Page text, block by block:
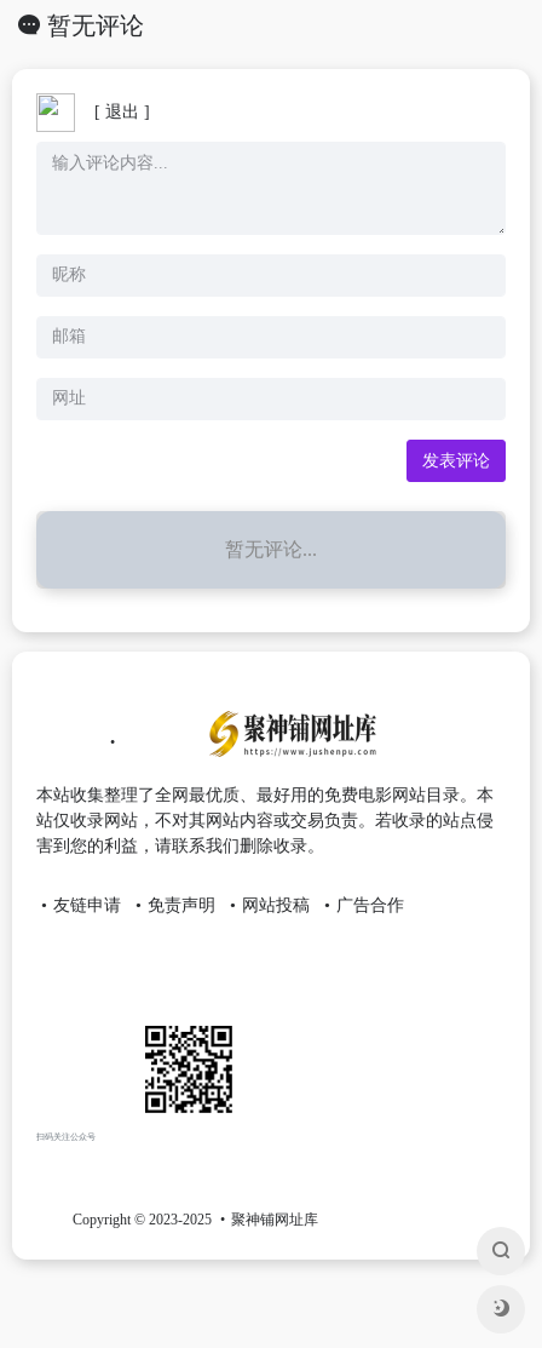
暂无评论
[ 退出 ]
暂无评论...
本站收集整理了全网最优质、最好用的免费电影网站目录。本
站仅收录网站，不对其网站内容或交易负责。若收录的站点侵
害到您的利益，请联系我们删除收录。
友链申请 免责声明 网站投稿 广告合作
扫码关注公众号
Copyright © 2023-2025 聚神铺网址库